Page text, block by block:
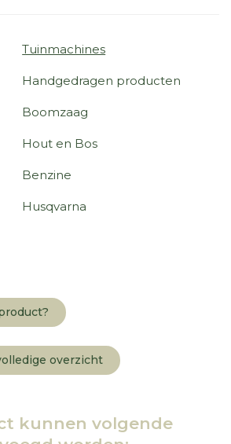
Tuinmachines
Handgedragen producten
Boomzaag
Hout en Bos
Benzine
Husqvarna
overzicht
kunnen volgende